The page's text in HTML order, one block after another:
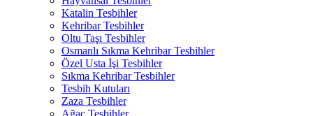
Katalin Tesbihler
Kehribar Tesbihler
Oltu Taşı Tesbihler
Osmanlı Sıkma Kehribar Tesbihler
Özel Usta İşi Tesbihler
Sıkma Kehribar Tesbihler
Tesbih Kutuları
Zaza Tesbihler
Ağaç Tesbihler